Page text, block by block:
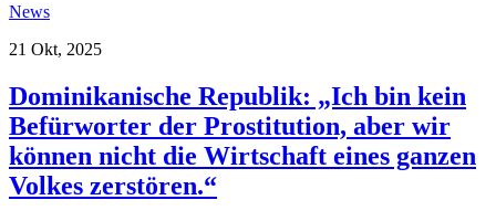
News
21 Okt, 2025
Dominikanische Republik: „Ich bin kein
Befürworter der Prostitution, aber wir
können nicht die Wirtschaft eines ganzen
Volkes zerstören.“